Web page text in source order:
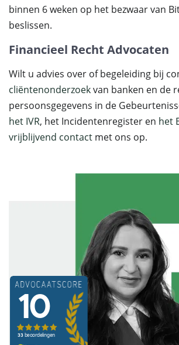
binnen 6 weken op het bezwaar van
beslissen.
Financieel Recht Advocaten
Wilt u advies over of begeleiding bij
cliëntenonderzoekvan banken en de
persoonsgegevens in de
het IVR, het Incidentenregister en het
vrijblijvend contact met ons op.